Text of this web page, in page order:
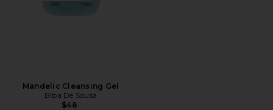
Mandelic Cleansing Gel
Biba De Sousa
$48